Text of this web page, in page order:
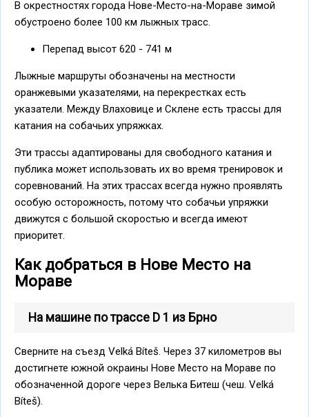
В окрестностях города Нове-Место-на-Мораве зимой
обустроено более 100 км лыжных трасс.
Перепад высот 620 - 741 м
Лыжные маршруты обозначены на местности
оранжевыми указателями, на перекрестках есть
указатели. Между Влаховице и Склене есть трассы для
катания на собачьих упряжках.
Эти трассы адаптированы для свободного катания и
публика может использовать их во время тренировок и
соревнований. На этих трассах всегда нужно проявлять
особую осторожность, потому что собачьи упряжки
движутся с большой скоростью и всегда имеют
приоритет.
Как добраться в Нове Место на
Мораве
На машине по трассе D 1 из Брно
Сверните на съезд Velká Bíteš. Через 37 километров вы
достигнете южной окраины Нове Место на Мораве по
обозначенной дороге через Велька Битеш (чеш. Velká
Bíteš).